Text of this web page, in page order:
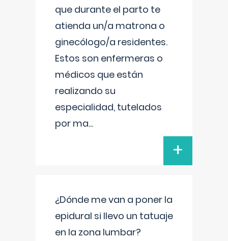
que durante el parto te
atienda un/a matrona o
ginecólogo/a residentes.
Estos son enfermeras o
médicos que están
realizando su
especialidad, tutelados
por ma...
+
¿Dónde me van a poner la
epidural si llevo un tatuaje
en la zona lumbar?